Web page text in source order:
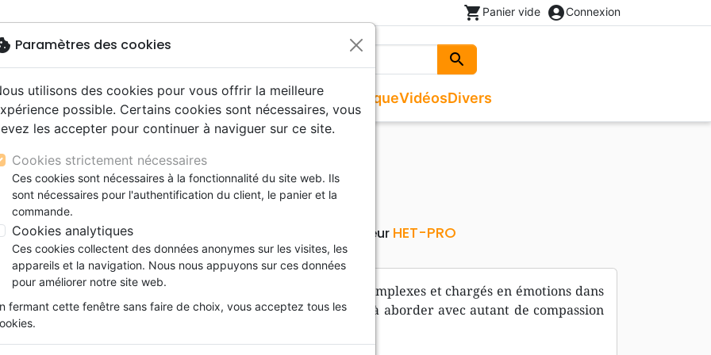
shopping_cart Panier vide account_circleConnexion
search
Rechercher
Nouveautés Bibles
gros caractères
d'étude
de mariage
Nouveaux Testaments
Evangiles et extraits
Bibles langues étrangères
Livres
Audio
Couple, famille, individu
Enfants
Formation
Jeunesse
adultes
CD Jeunesse
Musique
CD Isräel
Noël, Musique de fête
CD Enfants
Vidéos
spectacles
conférences
Films, fiction
Histoires vraies, témoignages
Divers
Commerce équitable
Accessoires de Bible
Avortement, homosexualité
ETRE CORPS
Référence Editeur HET-PRO
Description Détails du produit
L’identité de genre est un des sujets les plus complexes et chargés en émotions dans
l’Église aujourd’hui et un des plus importants à aborder avec autant de compassion
Paramètres des cookies
utilisons des cookies pour vous offrir la meilleure
possible. Certains cookies sont nécessaires, vous
les accepter pour continuer à naviguer sur ce site.
Cookies strictement nécessaires
Ces cookies sont nécessaires à la fonctionnalité du site web. Ils
sont nécessaires pour l'authentification du client, le panier et la
commande.
Cookies analytiques
Ces cookies collectent des données anonymes sur les visites, les
appareils et la navigation. Nous nous appuyons sur ces données
pour améliorer notre site web.
fermant cette fenêtre sans faire de choix, vous acceptez tous les